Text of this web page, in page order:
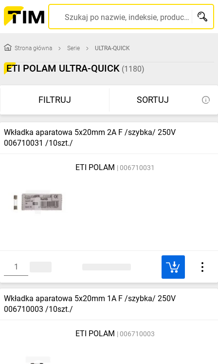
Szukaj po nazwie, indeksie, producencie, kodzie kreskowym...
Strona główna Serie ULTRA-QUICK
ETI POLAM ULTRA-QUICK (1180)
FILTRUJ SORTUJ
Wkładka aparatowa 5x20mm 2A F /szybka/ 250V
006710031 /10szt./
ETI POLAM 006710031
Wkładka aparatowa 5x20mm 1A F /szybka/ 250V
006710003 /10szt./
ETI POLAM 006710003